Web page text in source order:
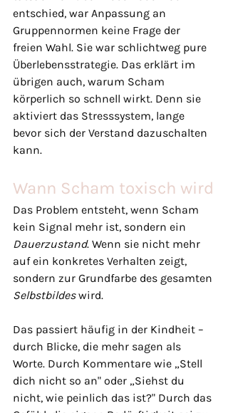
entschied, war Anpassung an
Gruppennormen keine Frage der
freien Wahl. Sie war schlichtweg pure
Überlebensstrategie. Das erklärt im
übrigen auch, warum Scham
körperlich so schnell wirkt. Denn sie
aktiviert das Stresssystem, lange
bevor sich der Verstand dazuschalten
kann.
Wann Scham toxisch wird
Das Problem entsteht, wenn Scham
kein Signal mehr ist, sondern ein
Dauerzustand. Wenn sie nicht mehr
auf ein konkretes Verhalten zeigt,
sondern zur Grundfarbe des gesamten
Selbstbildes wird.
Das passiert häufig in der Kindheit –
durch Blicke, die mehr sagen als
Worte. Durch Kommentare wie „Stell
dich nicht so an" oder „Siehst du
nicht, wie peinlich das ist?" Durch das